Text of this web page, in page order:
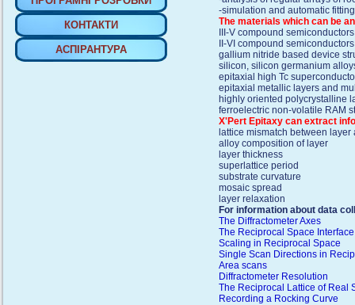
КОНТАКТИ
АСПIРАНТУРА
-simulation and automatic
The materials which can be
III-V compound
II-VI compound
gallium nitride based device
silicon, silicon germanium
epitaxial high Tc
epitaxial metallic layers and
highly oriented polycrystalline
ferroelectric non-volatile RAM
X'Pert Epitaxy can extract
lattice mismatch between layer
alloy composition of layer
layer thickness
superlattice period
substrate curvature
mosaic spread
layer relaxation
For information about data
The Diffractometer Axes
The Reciprocal Space Interface
Scaling in Reciprocal Space
Single Scan Directions in
Area scans
Diffractometer Resolution
The Reciprocal Lattice of Real
Recording a Rocking Curve